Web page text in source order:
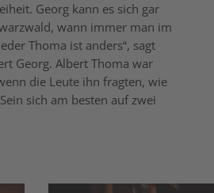
Georg kann es sich gar
wann immer man im
Thoma ist anders“, sagt
Georg. Albert Thoma war
die Leute ihn fragten, wie
sich am besten auf zwei